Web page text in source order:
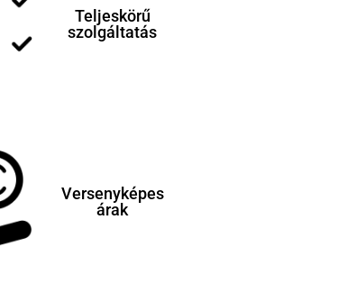
Teljeskörű
szolgáltatás
Versenyképes
árak